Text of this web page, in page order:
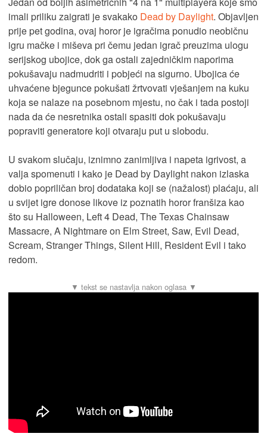
imali priliku zaigrati je svakako Dead by Daylight. Objavljen
prije pet godina, ovaj horor je igračima ponudio neobičnu
igru mačke i miševa pri čemu jedan igrač preuzima ulogu
serijskog ubojice, dok ga ostali zajedničkim naporima
pokušavaju nadmudriti i pobjeći na sigurno. Ubojica će
uhvaćene bjegunce pokušati žrtvovati vješanjem na kuku
koja se nalaze na posebnom mjestu, no čak i tada postoji
nada da će nesretnika ostali spasiti dok pokušavaju
popraviti generatore koji otvaraju put u slobodu.
U svakom slučaju, iznimno zanimljiva i napeta igrivost, a
valja spomenuti i kako je Dead by Daylight nakon izlaska
dobio popriličan broj dodataka koji se (nažalost) plaćaju, ali
u svijet igre donose likove iz poznatih horor franšiza kao
što su Halloween, Left 4 Dead, The Texas Chainsaw
Massacre, A Nightmare on Elm Street, Saw, Evil Dead,
Scream, Stranger Things, Silent Hill, Resident Evil i tako
redom.